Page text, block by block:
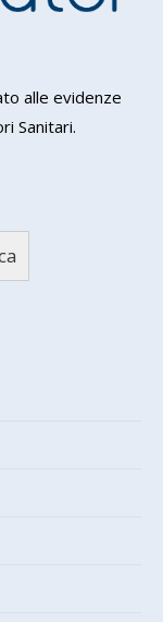
alle evidenze
Sanitari.